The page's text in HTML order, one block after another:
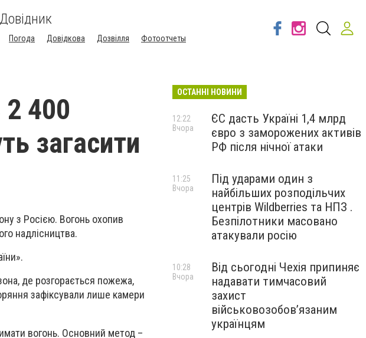
Довідник
Погода Довідкова Дозвілля Фотоотчеты
2 400
загасити
з Росією. Вогонь охопив
надлісництва.
де розгорається пожежа,
зафіксували лише камери
вогонь. Основний метод –
ОСТАННІ НОВИНИ
ЄС дасть Україні 1,4 млрд
євро з заморожених активів
РФ після нічної атаки
12:22
Вчора
Під ударами один з
найбільших розподільчих
центрів Wildberries та НПЗ .
Безпілотники масовано
атакували росію
11:25
Вчора
Від сьогодні Чехія припиняє
надавати тимчасовий
захист
військовозобов’язаним
українцям
10:28
Вчора